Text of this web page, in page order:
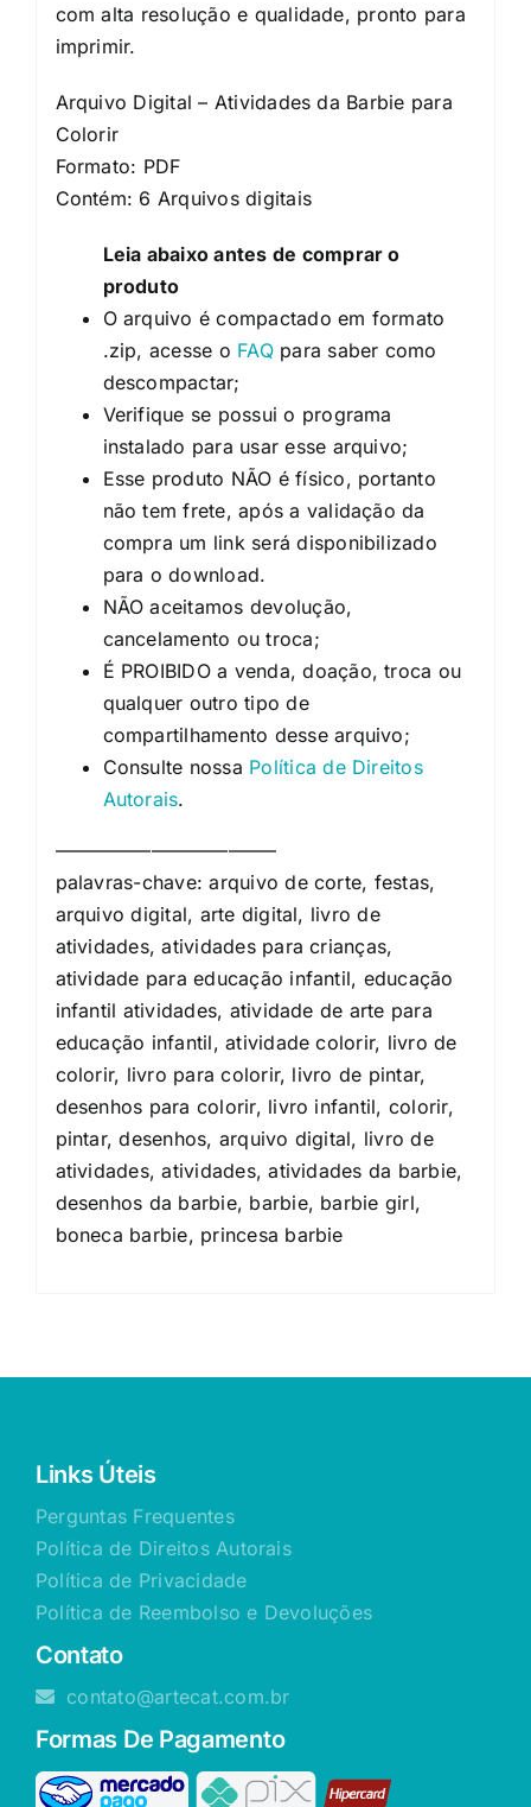
com alta resolução e qualidade, pronto para
imprimir.
Arquivo Digital – Atividades da Barbie para
Colorir
Formato: PDF
Contém: 6 Arquivos digitais
Leia abaixo antes de comprar o
produto
O arquivo é compactado em formato
.zip, acesse o FAQpara saber como
descompactar;
Verifique se possui o programa
instalado para usar esse arquivo;
Esse produto NÃO é físico, portanto
não tem frete, após a validação da
compra um link será disponibilizado
para o download.
NÃO aceitamos devolução,
cancelamento ou troca;
É PROIBIDO a venda, doação, troca ou
qualquer outro tipo de
compartilhamento desse arquivo;
Consulte nossa Política de Direitos
Autorais.
———————————–
palavras-chave: arquivo de corte, festas,
arquivo digital, arte digital, livro de
atividades, atividades para crianças,
atividade para educação infantil, educação
infantil atividades, atividade de arte para
educação infantil, atividade colorir, livro de
colorir, livro para colorir, livro de pintar,
desenhos para colorir, livro infantil, colorir,
pintar, desenhos, arquivo digital, livro de
atividades, atividades, atividades da barbie,
desenhos da barbie, barbie, barbie girl,
boneca barbie, princesa barbie
Links Úteis
Perguntas Frequentes
Política de Direitos Autorais
Política de Privacidade
Política de Reembolso e Devoluções
Contato
contato@artecat.com.br
Formas De Pagamento